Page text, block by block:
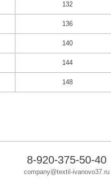
132
136
140
144
148
8-920-375-50-40
company@textil-ivanovo37.ru